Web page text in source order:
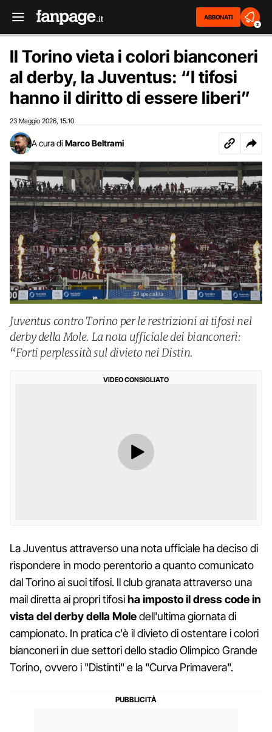
ABBONATI
2
Il Torino vieta i colori bianconeri
al derby, la Juventus: “I tifosi
hanno il diritto di essere liberi”
23 Maggio 2026 15:10
A cura di Marco Beltrami
Juventus contro Torino per le restrizioni ai tifosi nel
derby della Mole. La nota ufficiale dei bianconeri:
“Forti perplessità sul divieto nei Distin.
VIDEO CONSIGLIATO
La Juventus attraverso una nota ufficiale ha deciso di
rispondere in modo perentorio a quanto comunicato
dal Torino ai suoi tifosi. Il club granata attraverso una
mail diretta ai propri tifosiha imposto il dress code in
vista del derby della Moledell'ultima giornata di
campionato. In pratica c'è il divieto di ostentare i colori
bianconeri in due settori dello stadio Olimpico Grande
Torino, ovvero i "Distinti" e la "Curva Primavera".